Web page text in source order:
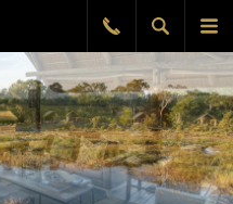
le
Afficher
la
Rappel
gratuit